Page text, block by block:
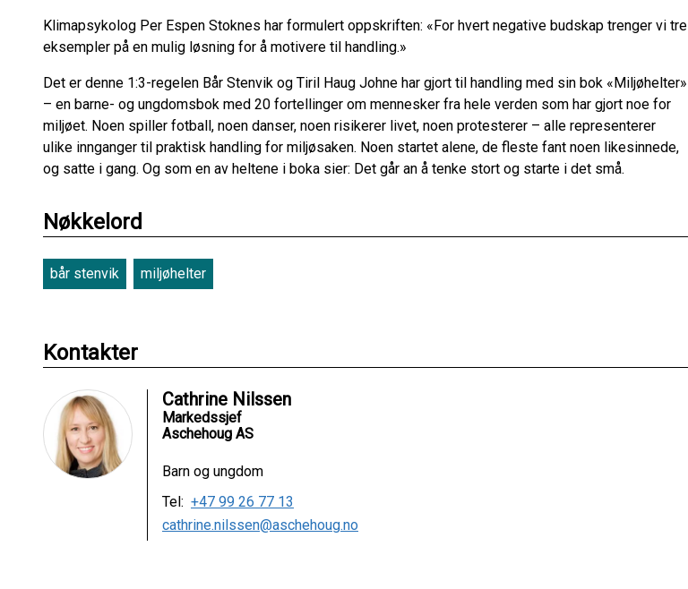
Klimapsykolog Per Espen Stoknes har formulert oppskriften: «For hvert negative budskap trenger vi tre
eksempler på en mulig løsning for å motivere til handling.»
Det er denne 1:3-regelen Bår Stenvik og Tiril Haug Johne har gjort til handling med sin bok «Miljøhelter»
– en barne- og ungdomsbok med 20 fortellinger om mennesker fra hele verden som har gjort noe for
miljøet. Noen spiller fotball, noen danser, noen risikerer livet, noen protesterer – alle representerer
ulike innganger til praktisk handling for miljøsaken. Noen startet alene, de fleste fant noen likesinnede,
og satte i gang. Og som en av heltene i boka sier: Det går an å tenke stort og starte i det små.
Nøkkelord
bår stenvik miljøhelter
Kontakter
Cathrine Nilssen
Markedssjef
Aschehoug AS
Barn og ungdom
Tel: +47 99 26 77 13
cathrine.nilssen@aschehoug.no